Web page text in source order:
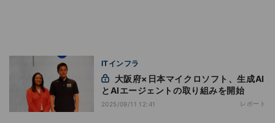
ITインフラ
とAIエージェントの取り組みを開始
2025/09/11 12:41 レポート